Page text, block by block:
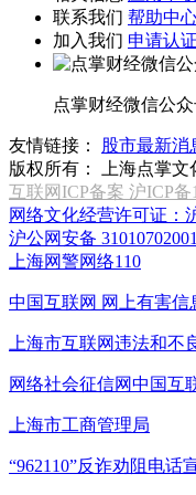
联系我们 帮助中
加入我们 申请认
点掌财经微信公
友情链接： 股市最新消
版权所有：
上海点掌
互联网ICP备案 沪ICP备
网络文化经营许可证：
沪公网安备
上海网警网络110
中国互联网 网上有害信
上海市互联网违法和不
网络社会征信网中国互
上海市工商管理局
“962110”反诈劝阻电话